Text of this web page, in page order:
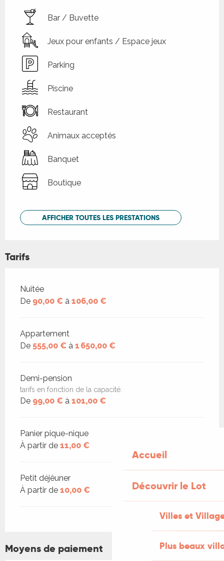
Accueil
Découvrir le Lot
Villes et
Plus beaux
Bar / Buvette
Jeux pour enfants / Espace jeux
Parking
Piscine
Restaurant
Animaux acceptés
Banquet
Boutique
AFFICHER TOUTES LES PRESTATIONS
Tarifs
Tarifs 2026
Nuitée
De 90,00 € à 106,00 €
Appartement
De 555,00 € à 1 650,00 €
Demi-pension
tarifs en fonction de la capacité.
De 99,00 € à 101,00 €
Panier pique-nique
À partir de 11,00 €
Petit déjêuner
À partir de 10,00 €
Moyens de paiement